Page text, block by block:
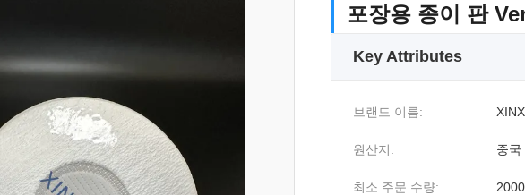
포장용 종이 판
Key Attributes
브랜드 이름:
원산지: 중국
최소 주문 수량: